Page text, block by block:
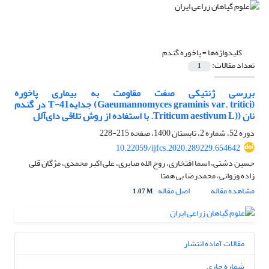
کلیدواژه‌ها =پاخوره گندم
تعداد مقالات: 1
بررسی ژنتیکی صفت مقاومت به بیماری پاخوره
(Gaeumannomyces graminis var. tritici) جدایهT-41 در گندم
نان ((Triticum aestivum L. با استفاده از روش تلاقی دای‌آلل
دوره 52، شماره 2، تابستان 1400، صفحه
215-228
10.22059/ijfcs.2020.289229.654642
حسین دشتی، اسما افتخاری، روح الله صابری، علی اکبر محمدی، مژگان قلی
زاده وزوانی، محمدرضا بی همتا
مشاهده مقاله
اصل مقاله 1.07 M
مقالات آماده انتشار